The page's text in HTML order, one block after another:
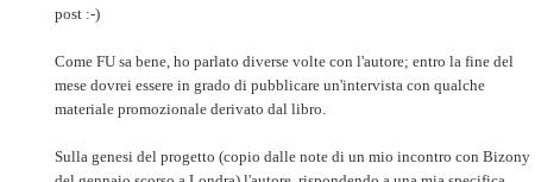
post :-)
Come FU sa bene, ho parlato diverse volte con l'autore; entro la fine del
mese dovrei essere in grado di pubblicare un'intervista con qualche
materiale promozionale derivato dal libro.
Sulla genesi del progetto (copio dalle note di un mio incontro con Bizony